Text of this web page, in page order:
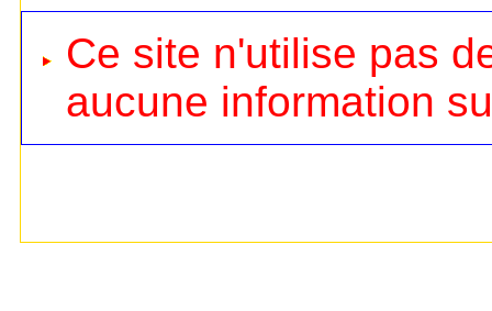
Ce site n'utilise pas
aucune information